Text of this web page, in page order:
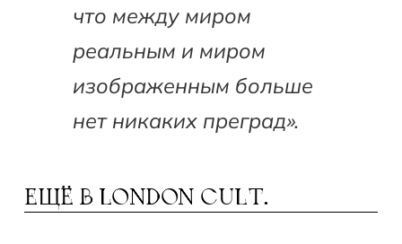
что между миром
реальным и миром
изображенным больше
нет никаких преград».
ЕЩЁ В LONDON CULT.